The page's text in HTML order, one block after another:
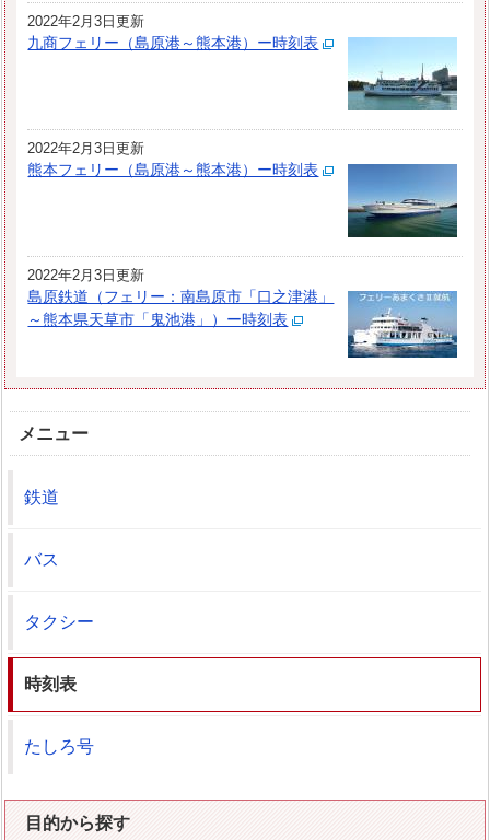
2022年2月3日更新
九商フェリー（島原港～熊本港）ー時刻表
2022年2月3日更新
熊本フェリー（島原港～熊本港）ー時刻表
2022年2月3日更新
島原鉄道（フェリー：南島原市「口之津港」
～熊本県天草市「鬼池港」）ー時刻表
メニュー
鉄道
バス
タクシー
時刻表
たしろ号
目的から探す